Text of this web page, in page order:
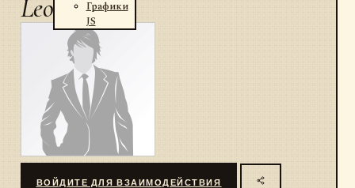
Графики
JS
LeoRAN
ВОЙДИТЕ ДЛЯ ВЗАИМОДЕЙСТВИЯ